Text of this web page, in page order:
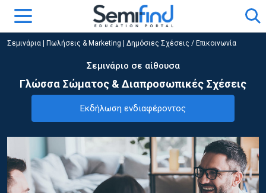
Σεμινάρια Πωλήσεις & Marketing Δημόσιες Σχέσεις / Επικοινωνία
Σεμινάριο σε αίθουσα
Γλώσσα Σώματος & Διαπροσωπικές Σχέσεις
Εκδήλωση ενδιαφέροντος